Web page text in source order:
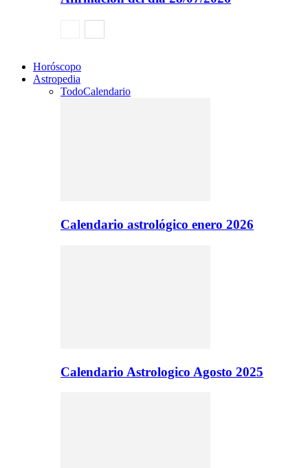
Horóscopo
Astropedia
TodoCalendario
Calendario astrológico enero 2026
Calendario Astrologico Agosto 2025